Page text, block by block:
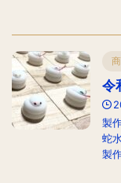
令
製
蛇
製